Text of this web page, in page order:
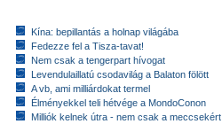
Kína: bepillantás a holnap világába
Fedezze fel a Tisza-tavat!
Nem csak a tengerpart hívogat
Levendulaillatú csodavilág a Balaton fölött
A vb, ami milliárdokat termel
Élményekkel teli hétvége a MondoConon
Milliók kelnek útra - nem csak a meccsekért